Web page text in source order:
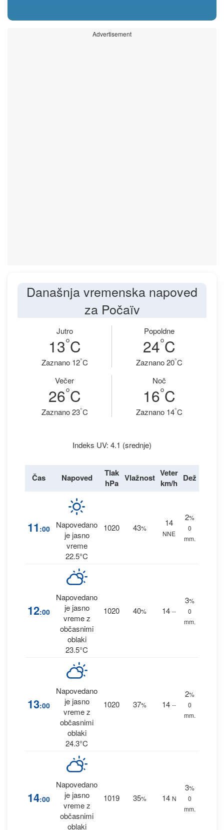
Advertisement
Današnja vremenska napoved
za Počaïv
Jutro
13°C
Zaznano 12°C
Popoldne
24°C
Zaznano 20°C
Večer
26°C
Zaznano 23°C
Noč
16°C
Zaznano 14°C
Indeks UV: 4.1 (srednje)
Čas Napoved
Tlak
hPa Vlažnost Veter
km/h Dež
11 :00
Napovedano
je jasno
vreme
22.5°C
1020 43%
14
NNE
2%
0
mm.
12:00
Napovedano
je jasno
vreme z
občasnimi
oblaki
23.5°C
1020 40% 14 --
3%
0
mm.
13:00
Napovedano
je jasno
vreme z
občasnimi
oblaki
24.3°C
1020 37% 14 --
2%
0
mm.
14:00
Napovedano
je jasno
vreme z
občasnimi
oblaki
1019 35% 14 N
3%
0
mm.